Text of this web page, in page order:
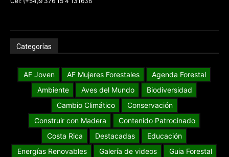
Categorías
AF Joven AF Mujeres Forestales
Agenda Forestal
Ambiente
Aves del Mundo
Biodiversidad
Cambio Climático
Conservación
Construir con Madera
Contenido Patrocinado
Costa Rica
Destacadas
Educación
Energías Renovables
Galería de videos
Guia Forestal